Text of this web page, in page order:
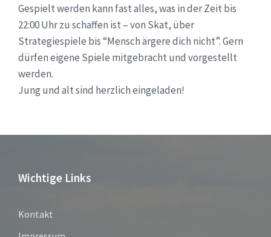
Gespielt werden kann fast alles, was in der Zeit bis
22:00 Uhr zu schaffen ist – von Skat, über
Strategiespiele bis “Mensch ärgere dich nicht”. Gern
dürfen eigene Spiele mitgebracht und vorgestellt
werden.
Jung und alt sind herzlich eingeladen!
Wichtige Links
Kontakt